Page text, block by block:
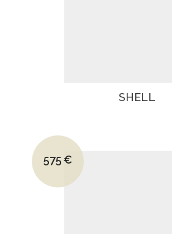
SHELL
Le prix initial était : 830€.
575€
Le prix actuel est : 575€.